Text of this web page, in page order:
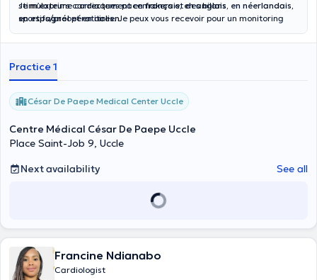
stimulateurs cardiaques pacemakers et des bilans
sportifs/préopératoires. Je peux vous recevoir pour un monitoring
doppler, pour un soin de cardiologie générale, pour un ECG ou pour
Je m’exprime correctement enfrançais, en anglais, en néerlandais,
en espagnol et en italien.
Practice 1
César De Paepe Medical Center Uccle
Centre Médical César De Paepe Uccle
Place Saint-Job 9, Uccle
Next availability
See all
Francine Ndianabo
Cardiologist